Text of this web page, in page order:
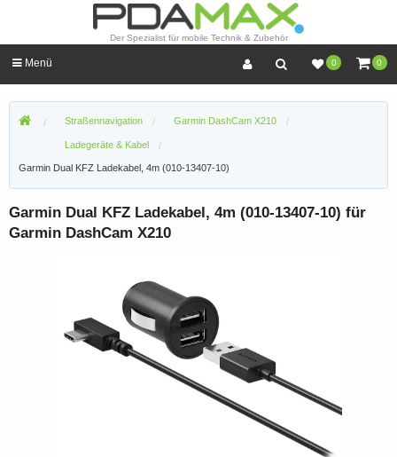
Der Spezialist für mobile Technik & Zubehör
0 0
Menü
Straßennavigation Garmin DashCam X210
Ladegeräte & Kabel
Garmin Dual KFZ Ladekabel, 4m (010-13407-10)
Garmin Dual KFZ Ladekabel, 4m (010-13407-10) für
Garmin DashCam X210